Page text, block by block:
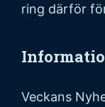
ring därför
Veckans